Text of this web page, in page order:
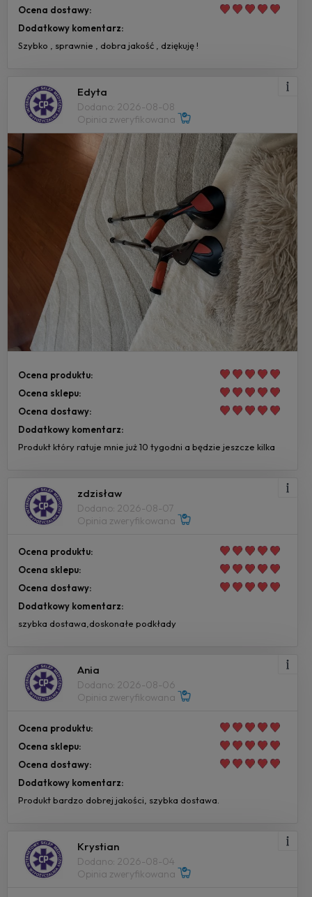
Ocena dostawy:
Dodatkowy komentarz:
Szybko , sprawnie , dobra jakość , dziękuję !
Edyta
Dodano: 2026-08-08
Opinia zweryfikowana
Ocena produktu:
Ocena sklepu:
Ocena dostawy:
Dodatkowy komentarz:
Produkt który ratuje mnie już 10 tygodni a będzie jeszcze kilka
zdzisław
Dodano: 2026-08-07
Opinia zweryfikowana
Ocena produktu:
Ocena sklepu:
Ocena dostawy:
Dodatkowy komentarz:
szybka dostawa,doskonałe podkłady
Ania
Dodano: 2026-08-06
Opinia zweryfikowana
Ocena produktu:
Ocena sklepu:
Ocena dostawy:
Dodatkowy komentarz:
Produkt bardzo dobrej jakości, szybka dostawa.
Krystian
Dodano: 2026-08-04
Opinia zweryfikowana